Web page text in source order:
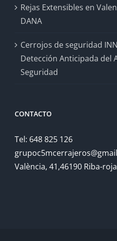
Rejas Extensibles en
DANA
Cerrojos de seguridad
Detección Anticipada del
Seguridad
CONTACTO
Tel: 648 825 126
València, 41,46190 Riba-